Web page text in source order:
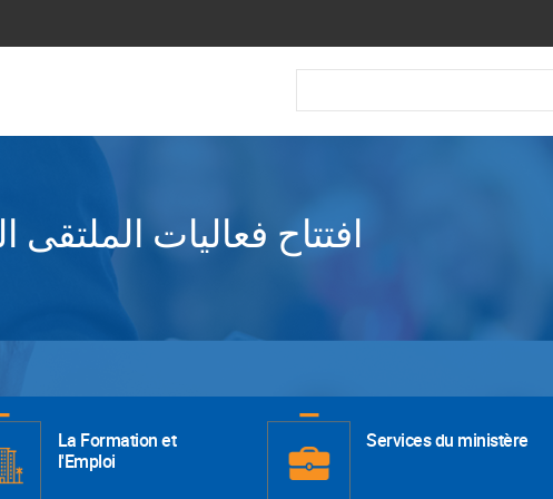
افتتاح فعاليات
La Formation et
l'Emploi
Services du ministère